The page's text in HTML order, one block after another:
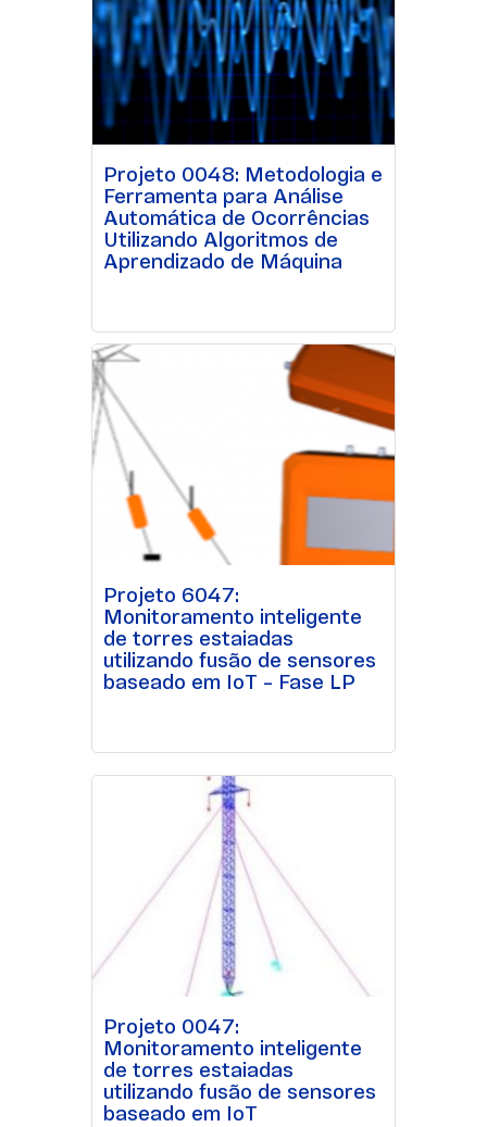
Projeto 0048: Metodologia e
Ferramenta para Análise
Automática de Ocorrências
Utilizando Algoritmos de
Aprendizado de Máquina
Projeto 6047:
Monitoramento inteligente
de torres estaiadas
utilizando fusão de sensores
baseado em IoT – Fase LP
Projeto 0047:
Monitoramento inteligente
de torres estaiadas
utilizando fusão de sensores
baseado em IoT